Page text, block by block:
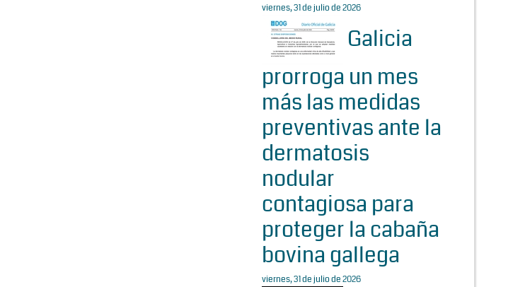
viernes, 31 de julio de 2026
Galicia
prorroga un mes
más las medidas
preventivas ante la
dermatosis
nodular
contagiosa para
proteger la cabaña
bovina gallega
viernes, 31 de julio de 2026